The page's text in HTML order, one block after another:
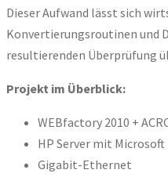
Dieser Aufwand lässt sich
Konvertierungsroutinen und
resultierenden Überprüfung
Projekt im Überblick:
WEBfactory 2010 +
HP Server mit
Gigabit-Ethernet